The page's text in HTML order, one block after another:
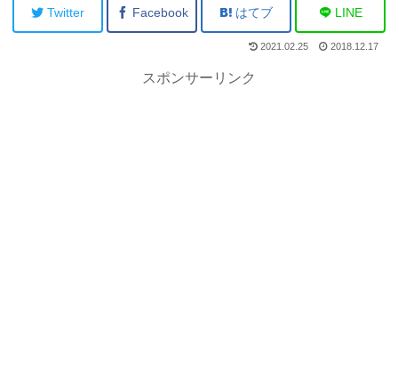
Twitter Facebook はてブ LINE
2021.02.25 2018.12.17
スポンサーリンク